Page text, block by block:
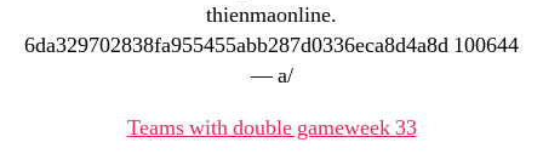
thienmaonline.
6da329702838fa955455abb287d0336eca8d4a8d 100644
— a/
Teams with double gameweek 33